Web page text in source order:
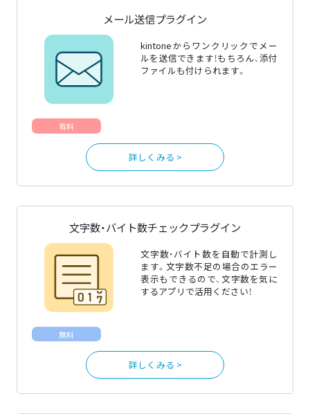
メール送信プラグイン
kintoneからワンクリックでメー
ルを送信できます！もちろん、添付
ファイルも付けられます。
有料
詳しくみる >
文字数・バイト数チェックプラグイン
文字数・バイト数を自動で計測し
ます。文字数不足の場合のエラー
表示もできるので、文字数を気に
するアプリで活用ください！
無料
詳しくみる >